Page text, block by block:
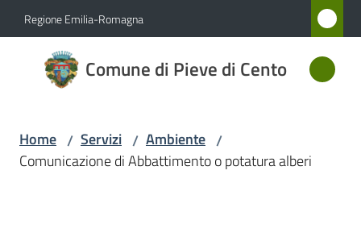
Vai al contenuto
Vai alla navigazione
Vai al footer
Regione Emilia-Romagna
Comune di Pieve di Cento
Comune
di Pieve
Home / Servizi / Ambiente /
Comunicazione di Abbattimento o potatura alberi